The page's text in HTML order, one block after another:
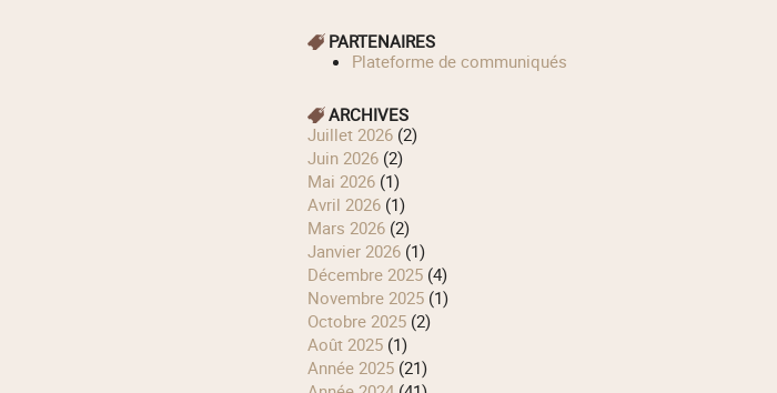
PARTENAIRES
Plateforme de communiqués
ARCHIVES
juillet 2026(2)
juin 2026(2)
mai 2026(1)
avril 2026(1)
mars 2026(2)
janvier 2026(1)
décembre 2025(4)
novembre 2025(1)
octobre 2025(2)
août 2025(1)
année 2025(21)